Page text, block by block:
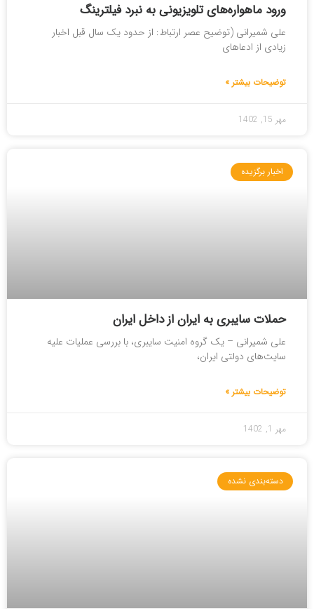
ورود ماهواره‌های تلویزیونی به نبرد فیلترینگ
علی شمیرانی (توضیح عصر ارتباط: از حدود یک سال قبل اخبار
زیادی از ادعاهای
توضیحات بیشتر »
مهر 15, 1402
اخبار برگزیده
حملات سایبری به ایران از داخل ایران
علی شمیرانی – یک گروه امنیت سایبری، با بررسی عملیات علیه
‌سایت‌های دولتی ایران،
توضیحات بیشتر »
مهر 1, 1402
دسته‌بندی نشده